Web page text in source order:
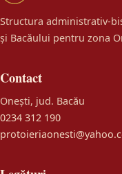
Structura administrativ-
și Bacăului pentru zona
Contact
Onești, jud. Bacău
0234 312 190